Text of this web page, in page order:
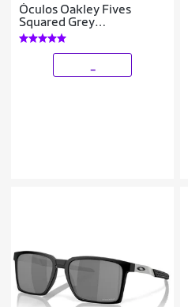
Óculos Oakley Fives
Squared Grey
Smoke/Lente Warm Grey